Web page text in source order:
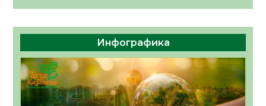
Инфографика